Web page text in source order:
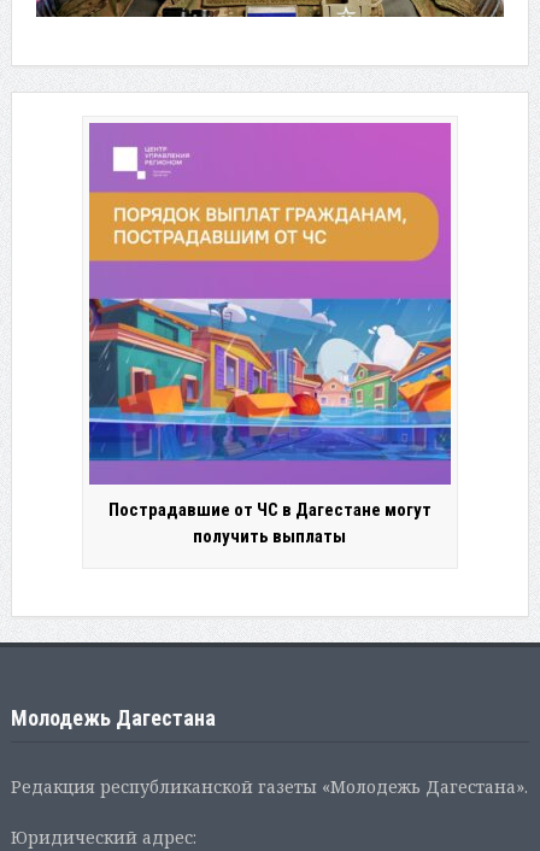
Пострадавшие от ЧС в Дагестане могут
получить выплаты
Молодежь Дагестана
Редакция республиканской газеты «Молодежь Дагестана».
Юридический адрес: